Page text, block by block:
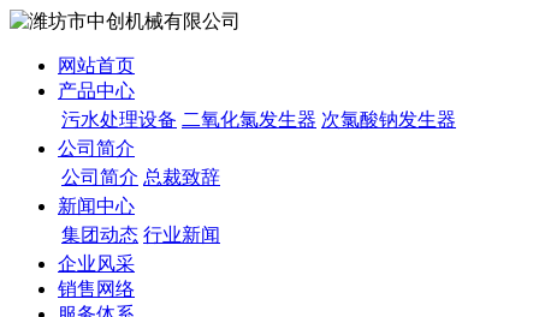
网站首页
产品中心
污水处理设备 二氧化氯发生器 次氯酸钠发生器
公司简介
公司简介 总裁致辞
新闻中心
集团动态 行业新闻
企业风采
销售网络